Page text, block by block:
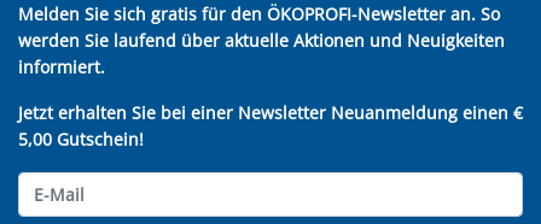
Melden Sie sich gratis für den ÖKOPROFI-Newsletter an. So
werden Sie laufend über aktuelle Aktionen und Neuigkeiten
informiert.
Jetzt erhalten Sie bei einer Newsletter Neuanmeldung einen €
5,00 Gutschein!